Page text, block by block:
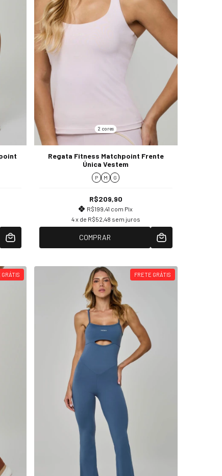
2 cores
Regata Fitness Matchpoint Frente
Única Vestem
P M G
R$209,90
R$199,41 com Pix
4x de R$52,48 sem juros
COMPRAR
FRETE GRÁTIS